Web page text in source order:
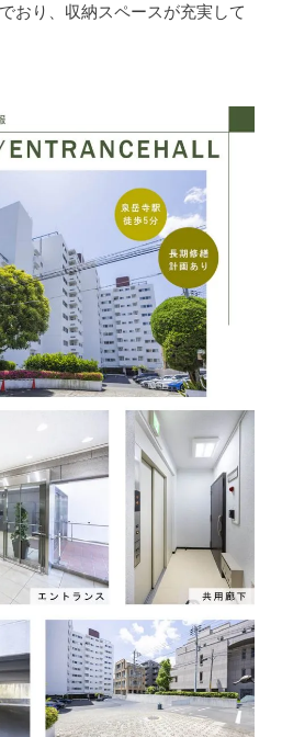
おり、収納スペースが充実して